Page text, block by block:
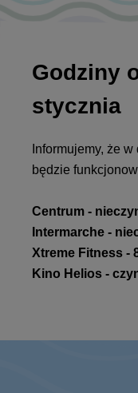
Godziny
stycznia
Informujemy, że
będzie
Centrum -
Intermarche -
Xtreme Fitness -
Kino Helios -